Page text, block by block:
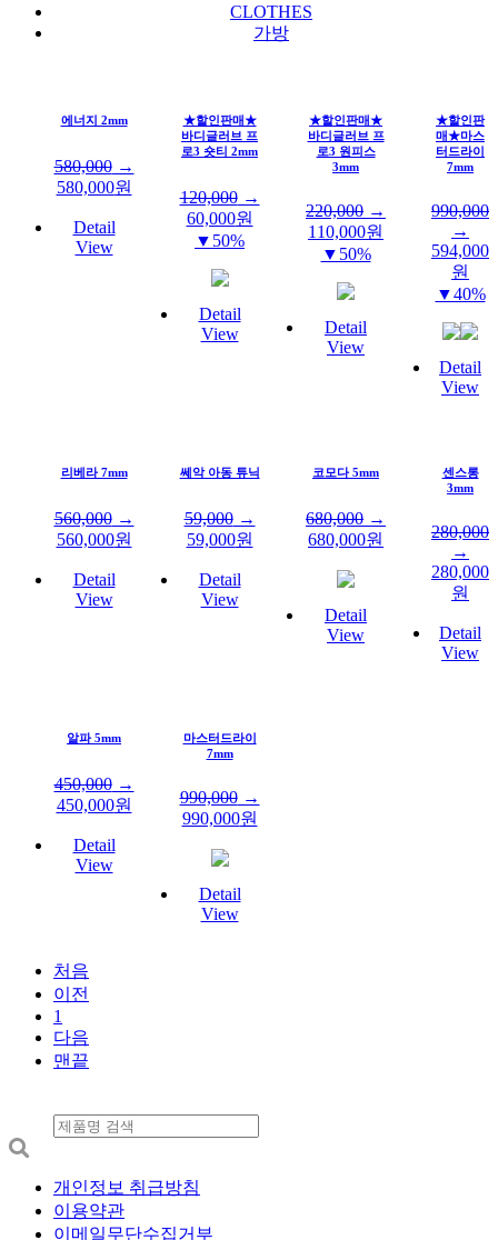
CLOTHES
가방
에너지 2mm
580,000→
580,000원
Detail
View
★할인판매★
바디글러브 프
로3 숏티 2mm
120,000→
60,000원
▼50%
Detail
View
★할인판매★
바디글러브 프
로3 원피스
3mm
220,000 →
110,000원
▼50%
Detail
View
★할인판
매★마스
터드라이
7mm
990,000
→
594,000
원
▼40%
Detail
View
리베라 7mm
560,000→
560,000원
Detail
View
쎄악 아동 튜닉
59,000→
59,000원
Detail
View
코모다 5mm
680,000 →
680,000원
Detail
View
센스롱
3mm
280,000
→
280,000
원
Detail
View
알파 5mm
450,000→
450,000원
Detail
View
마스터드라이
7mm
990,000→
990,000원
Detail
View
처음
이전
1
다음
맨끝
개인정보 취급방침
이용약관
이메일무단수집거부